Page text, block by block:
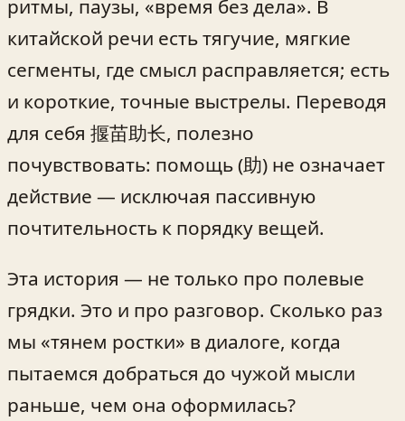
ритмы, паузы, «время без дела». В
китайской речи есть тягучие, мягкие
сегменты, где смысл расправляется; есть
и короткие, точные выстрелы. Переводя
для себя 揠苗助长, полезно
почувствовать: помощь (助) не означает
действие — исключая пассивную
почтительность к порядку вещей.
Эта история — не только про полевые
грядки. Это и про разговор. Сколько раз
мы «тянем ростки» в диалоге, когда
пытаемся добраться до чужой мысли
раньше, чем она оформилась?